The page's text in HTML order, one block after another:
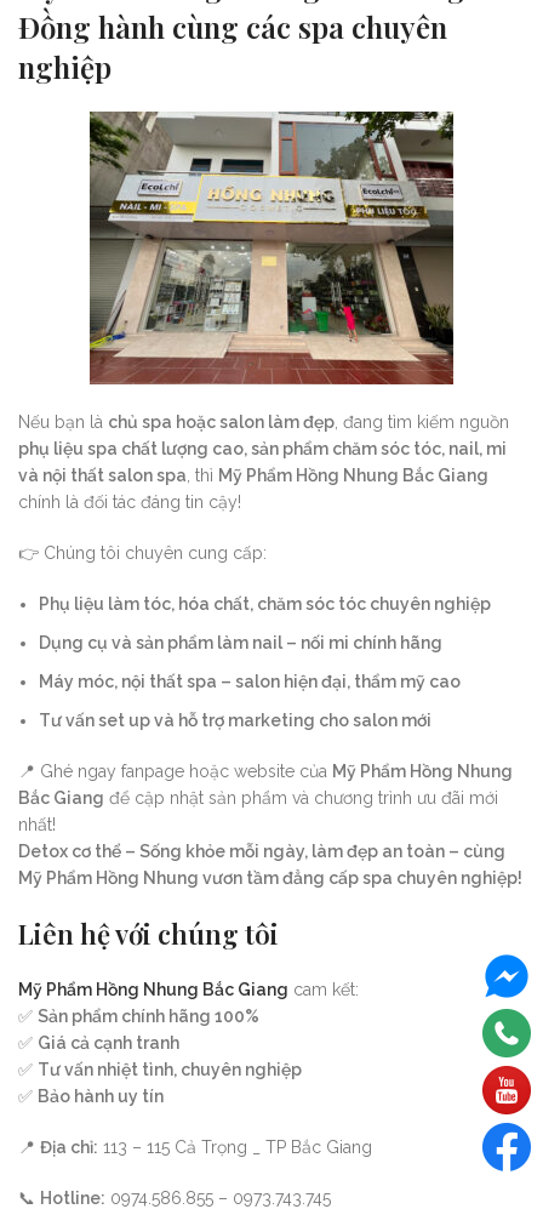
Đồng hành cùng các spa chuyên
nghiệp
Nếu bạn là chủ spa hoặc salon làm đẹp , đang tìm kiếm nguồn
phụ liệu spa chất lượng cao, sản phẩm chăm sóc tóc, nail, mi
và nội thất salon spa , thì Mỹ Phẩm Hồng Nhung Bắc Giang
chính là đối tác đáng tin cậy!
👉 Chúng tôi chuyên cung cấp:
Phụ liệu làm tóc, hóa chất, chăm sóc tóc chuyên nghiệp
Dụng cụ và sản phẩm làm nail – nối mi chính hãng
Máy móc, nội thất spa – salon hiện đại, thẩm mỹ cao
Tư vấn set up và hỗ trợ marketing cho salon mới
📍 Ghé ngay fanpage hoặc website của Mỹ Phẩm Hồng Nhung
Bắc Giang để cập nhật sản phẩm và chương trình ưu đãi mới
nhất!
Detox cơ thể – Sống khỏe mỗi ngày, làm đẹp an toàn – cùng
Mỹ Phẩm Hồng Nhung vươn tầm đẳng cấp spa chuyên nghiệp!
Liên hệ với chúng tôi
Mỹ Phẩm Hồng Nhung Bắc Giang cam kết:
✅ Sản phẩm chính hãng 100%
✅ Giá cả cạnh tranh
✅ Tư vấn nhiệt tình, chuyên nghiệp
✅ Bảo hành uy tín
📍 Địa chỉ: 113 – 115 Cả Trọng _ TP Bắc Giang
📞 Hotline: 0974.586.855 – 0973.743.745